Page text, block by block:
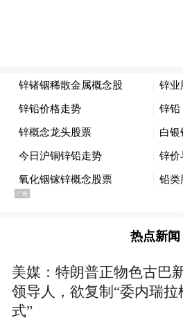
山东大学作为国内知名院
以两个学院进行招生，分
和山东大学威海校区。“
化了专业类型，就业比较
电子信息类在江西加大了
奉军介绍，江西的物理组
议可以报考，历史组考生
考校本部，威海校区在
热点新闻
美媒：特朗普正物色古巴
领导人，欲复制“委内瑞拉
式”